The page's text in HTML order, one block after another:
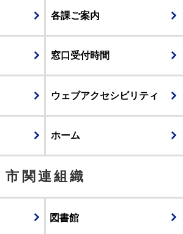
各課ご案内
窓口受付時間
ウェブアクセシビリティ
ホーム
市関連組織
図書館